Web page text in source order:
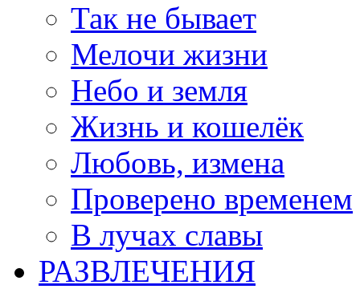
Так не бывает
Мелочи жизни
Небо и земля
Жизнь и кошелёк
Любовь, измена
Проверено временем
В лучах славы
РАЗВЛЕЧЕНИЯ